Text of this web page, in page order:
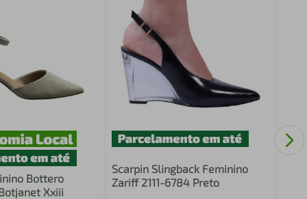
Bottero
Xxiii
Scarpin Slingback Feminino
Zariff 2111-6784 Preto